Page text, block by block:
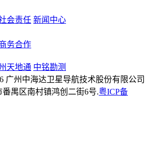
会责任 新闻中心
务合作
天地通 中铭勘测
广州中海达卫星导航技术股份有限公司
番禺区南村镇鸿创二街6号.粤ICP备